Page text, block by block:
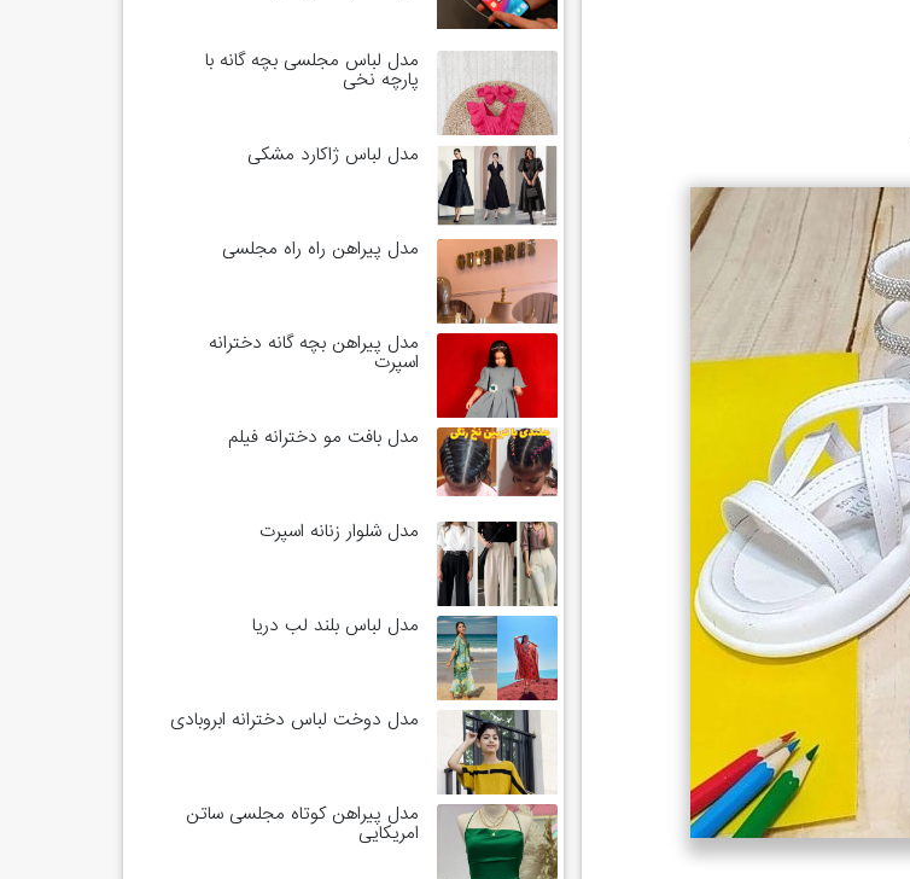
مدل لباس مجلسی بچه گانه با
پارچه نخی
مدل لباس ژاکارد مشکی
مدل پیراهن راه راه مجلسی
مدل پیراهن بچه گانه دخترانه
اسپرت
مدل بافت مو دخترانه فیلم
مدل شلوار زنانه اسپرت
مدل لباس بلند لب دریا
مدل دوخت لباس دخترانه ابروبادی
مدل پیراهن کوتاه مجلسی ساتن
امریکایی